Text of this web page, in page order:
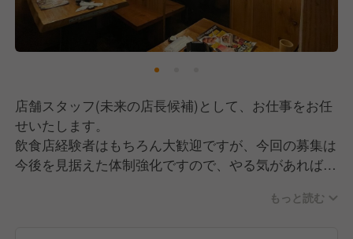
店舗スタッフ(未来の店長候補)として、お仕事をお任
せいたします。
飲食店経験者はもちろん大歓迎ですが、今回の募集は
今後を見据えた体制強化ですので、やる気があれば未
もっと読む